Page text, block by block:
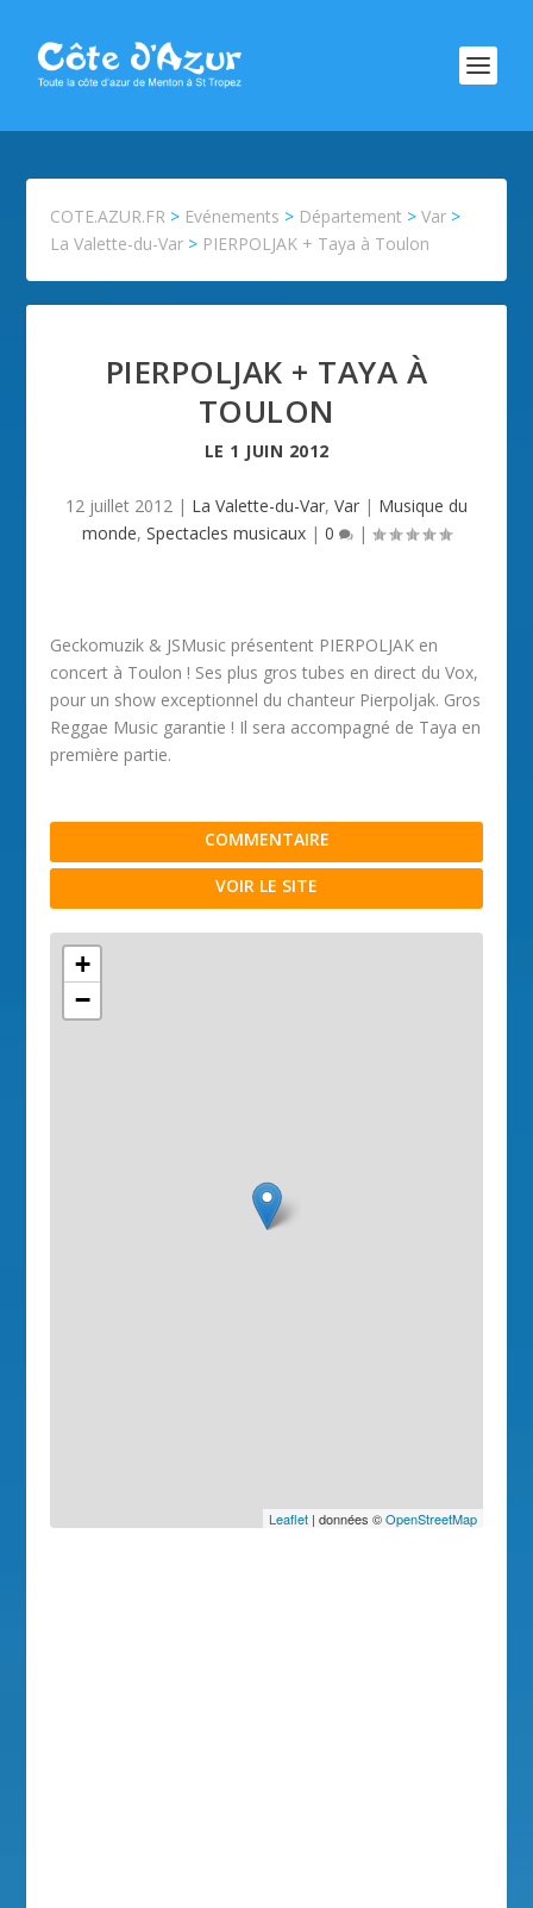
COTE.AZUR.FR > Evénements > Département >Var >
La Valette-du-Var > PIERPOLJAK + Taya à Toulon
PIERPOLJAK + TAYA À
TOULON
LE 1 JUIN 2012
12 juillet 2012 | La Valette-du-Var, Var | Musique du
monde, Spectacles musicaux | 0 |
Geckomuzik & JSMusic présentent PIERPOLJAK en
concert à Toulon ! Ses plus gros tubes en direct du Vox,
pour un show exceptionnel du chanteur Pierpoljak. Gros
Reggae Music garantie ! Il sera accompagné de Taya en
première partie.
COMMENTAIRE
VOIR LE SITE
+
−
Leaflet| données ©OpenStreetMap